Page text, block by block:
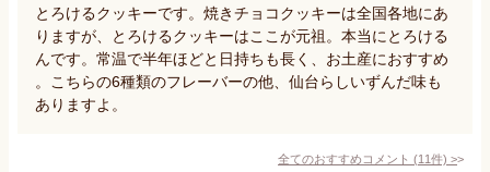
とろけるクッキーです。焼きチョコクッキーは全国各地にあ
りますが、とろけるクッキーはここが元祖。本当にとろける
んです。常温で半年ほどと日持ちも長く、お土産におすすめ
。こちらの6種類のフレーバーの他、仙台らしいずんだ味も
ありますよ。
全てのおすすめコメント (11件) >